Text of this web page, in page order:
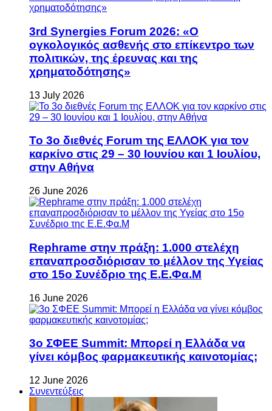
3rd Synergies Forum 2026: «Ο
ογκολογικός ασθενής στο επίκεντρο των
πολιτικών, της έρευνας και της
χρηματοδότησης»
13 July 2026
Το 3ο διεθνές Forum της ΕΛΛΟΚ για τον
καρκίνο στις 29 – 30 Ιουνίου και 1 Ιουλίου,
στην Αθήνα
26 June 2026
Rephrame στην πράξη: 1.000 στελέχη
επαναπροσδιόρισαν το μέλλον της Υγείας
στο 15ο Συνέδριο της Ε.Ε.Φα.Μ
16 June 2026
3ο ΣΦΕΕ Summit: Μπορεί η Ελλάδα να
γίνει κόμβος φαρμακευτικής καινοτομίας;
12 June 2026
Συνεντεύξεις